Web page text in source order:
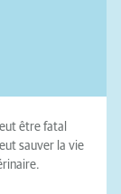
être fatal
sauver la vie